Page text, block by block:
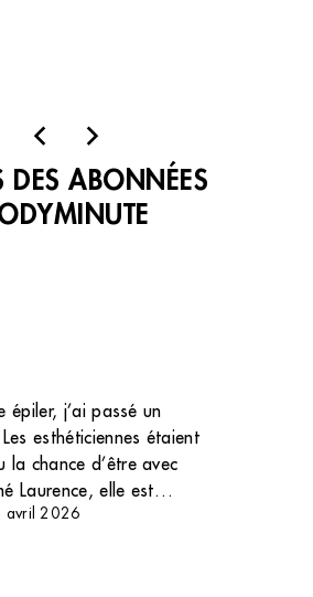
DES ABONNÉES
épiler, j’ai passé un
esthéticiennes étaient
la chance d’être avec
Laurence, elle est
les clients.
avril 2026